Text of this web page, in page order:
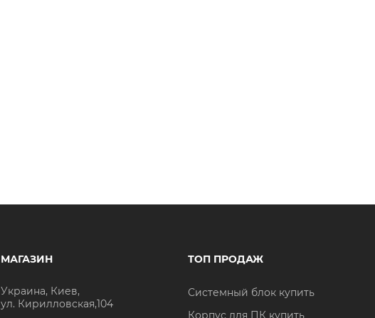
МАГАЗИН
Украина, Киев,
ул. Кирилловская,104
ТОП ПРОДАЖ
Системный блок купить
Корпус для ПК купить